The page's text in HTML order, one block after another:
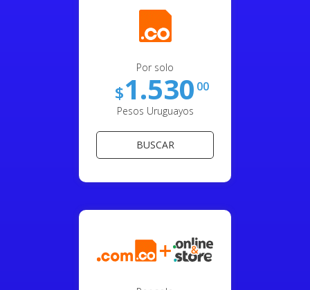
Por solo
$1.530 00
Pesos Uruguayos
BUSCAR